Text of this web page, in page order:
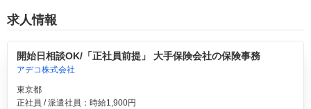
求人情報
開始日相談OK/「正社員前提」 大手保険会社の保険事務
アデコ株式会社
東京都
正社員 / 派遣社員：時給1,900円